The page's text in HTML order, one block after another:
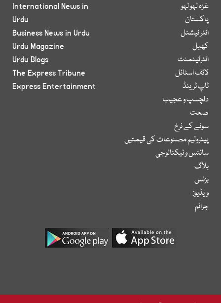
غزہ لہو لہو
پاکستان
انٹر نیشنل
کھیل
انٹرٹینمنٹ
لائف اسٹائل
ٹاپ ٹرینڈ
دلچسپ و عجیب
صحت
سونے کے نرخ
پیٹرولیم مصنوعات کی قیمتیں
سائنس و ٹیکنالوجی
بلاگ
بزنس
ویڈیوز
جرائم
International News in
Urdu
Business News in Urdu
Urdu Magazine
Urdu Blogs
The Express Tribune
Express Entertainment